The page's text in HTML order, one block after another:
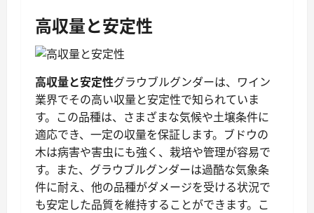
高収量と安定性
高収量と安定性グラウブルグンダーは、ワイン
業界でその高い収量と安定性で知られていま
す。この品種は、さまざまな気候や土壌条件に
適応でき、一定の収量を保証します。ブドウの
木は病害や害虫にも強く、栽培や管理が容易で
す。また、グラウブルグンダーは過酷な気象条
件に耐え、他の品種がダメージを受ける状況で
も安定した品質を維持することができます。こ